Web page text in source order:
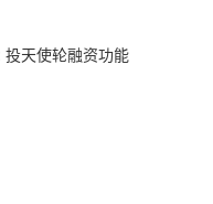
天使轮融资功能